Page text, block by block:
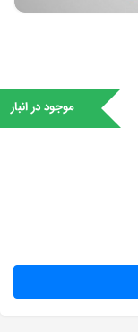
موجود در انبار